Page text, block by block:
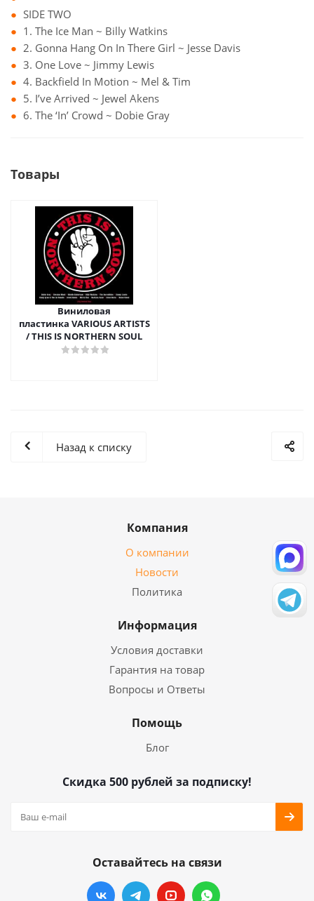
SIDE TWO
1. The Ice Man ~ Billy Watkins
2. Gonna Hang On In There Girl ~ Jesse Davis
3. One Love ~ Jimmy Lewis
4. Backfield In Motion ~ Mel & Tim
5. I’ve Arrived ~ Jewel Akens
6. The ‘In’ Crowd ~ Dobie Gray
Товары
Виниловая
пластинка VARIOUS ARTISTS
/ THIS IS NORTHERN SOUL
Назад к списку
Компания
О компании
Новости
Политика
Информация
Условия доставки
Гарантия на товар
Вопросы и Ответы
Помощь
Блог
Скидка 500 рублей за подписку!
Оставайтесь на связи